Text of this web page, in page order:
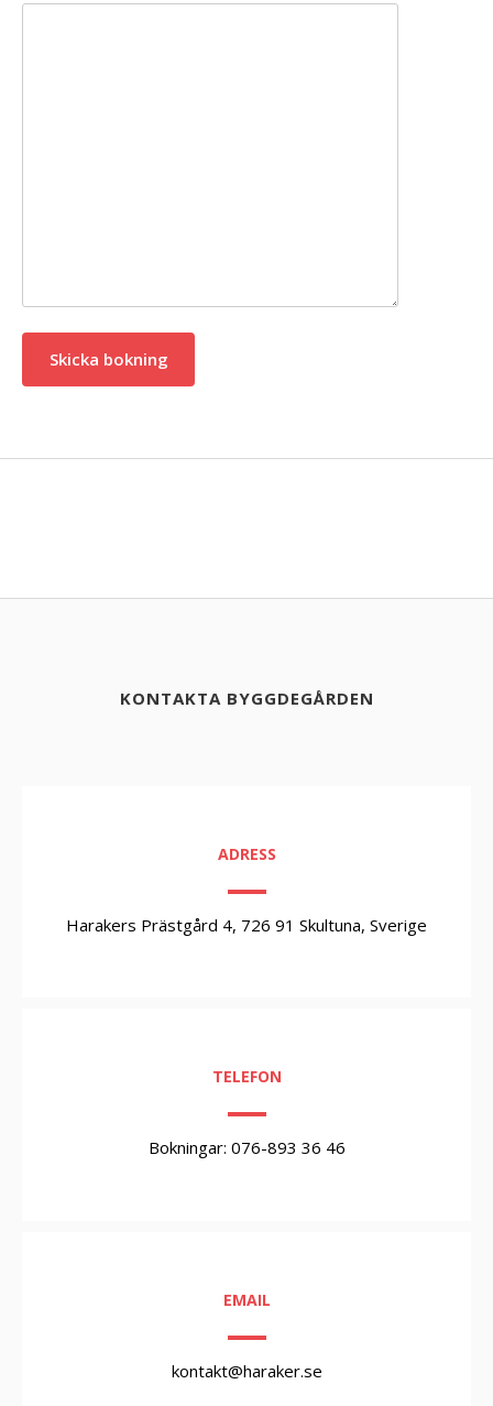
KONTAKTA BYGGDEGÅRDEN
ADRESS
Harakers Prästgård 4, 726 91 Skultuna, Sverige
TELEFON
Bokningar: 076-893 36 46
EMAIL
kontakt@haraker.se